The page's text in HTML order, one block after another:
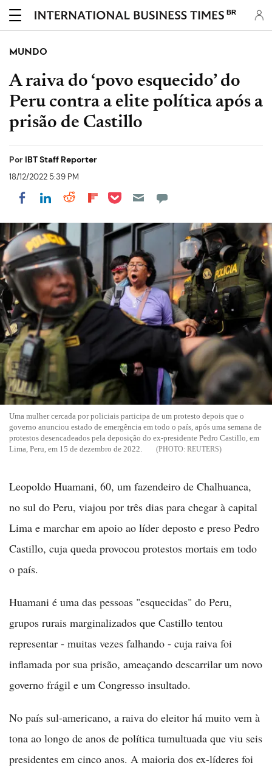
BR
MUNDO
A raiva do ‘povo esquecido’ do
Peru contra a elite política após a
prisão de Castillo
Por IBT Staff Reporter
18/12/2022 5:39 PM
Share on Facebook
Share on LinkedIn
Share on Reddit
Share on Flipboard
Share on Pocket
Uma mulher cercada por policiais participa de um protesto depois que o
governo anunciou estado de emergência em todo o país, após uma semana de
protestos desencadeados pela deposição do ex-presidente Pedro Castillo, em
Lima, Peru, em 15 de dezembro de 2022.
REUTERS
Leopoldo Huamani, 60, um fazendeiro de Chalhuanca,
no sul do Peru, viajou por três dias para chegar à capital
Lima e marchar em apoio ao líder deposto e preso Pedro
Castillo, cuja queda provocou protestos mortais em todo
o país.
Huamani é uma das pessoas "esquecidas" do Peru,
grupos rurais marginalizados que Castillo tentou
representar - muitas vezes falhando - cuja raiva foi
inflamada por sua prisão, ameaçando descarrilar um novo
governo frágil e um Congresso insultado.
No país sul-americano, a raiva do eleitor há muito vem à
tona ao longo de anos de política tumultuada que viu seis
presidentes em cinco anos. A maioria dos ex-líderes foi